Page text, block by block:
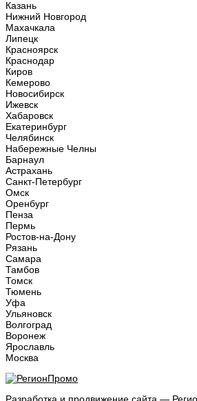
Казань
Нижний Новгород
Махачкала
Липецк
Красноярск
Краснодар
Киров
Кемерово
Новосибирск
Ижевск
Хабаровск
Екатеринбург
Челябинск
Набережные Челны
Барнаул
Астрахань
Санкт-Петербург
Омск
Оренбург
Пенза
Пермь
Ростов-на-Дону
Рязань
Самара
Тамбов
Томск
Тюмень
Уфа
Ульяновск
Волгоград
Воронеж
Ярославль
Москва